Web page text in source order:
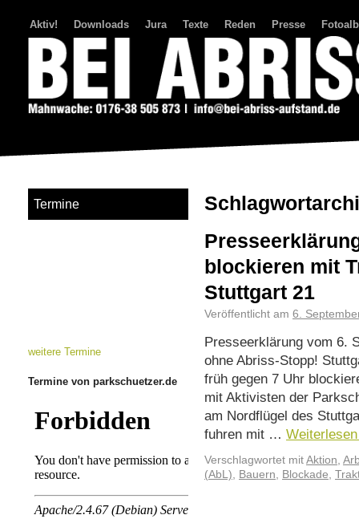
Aktiv! Downloads Jura Texte Reden Presse
blockieren mit
Stuttgart 21
Veröffentlicht am 6.
Presseerklärung vom 6.
ohne Abriss-Stopp!
früh gegen 7 Uhr
mit Aktivisten der
am Nordflügel des
fuhren mit …
Verschlagwortet mit Aktion,
(AbL), Bauern, Blockade,
Termine
weitere Termine
Termine von parkschuetzer.de